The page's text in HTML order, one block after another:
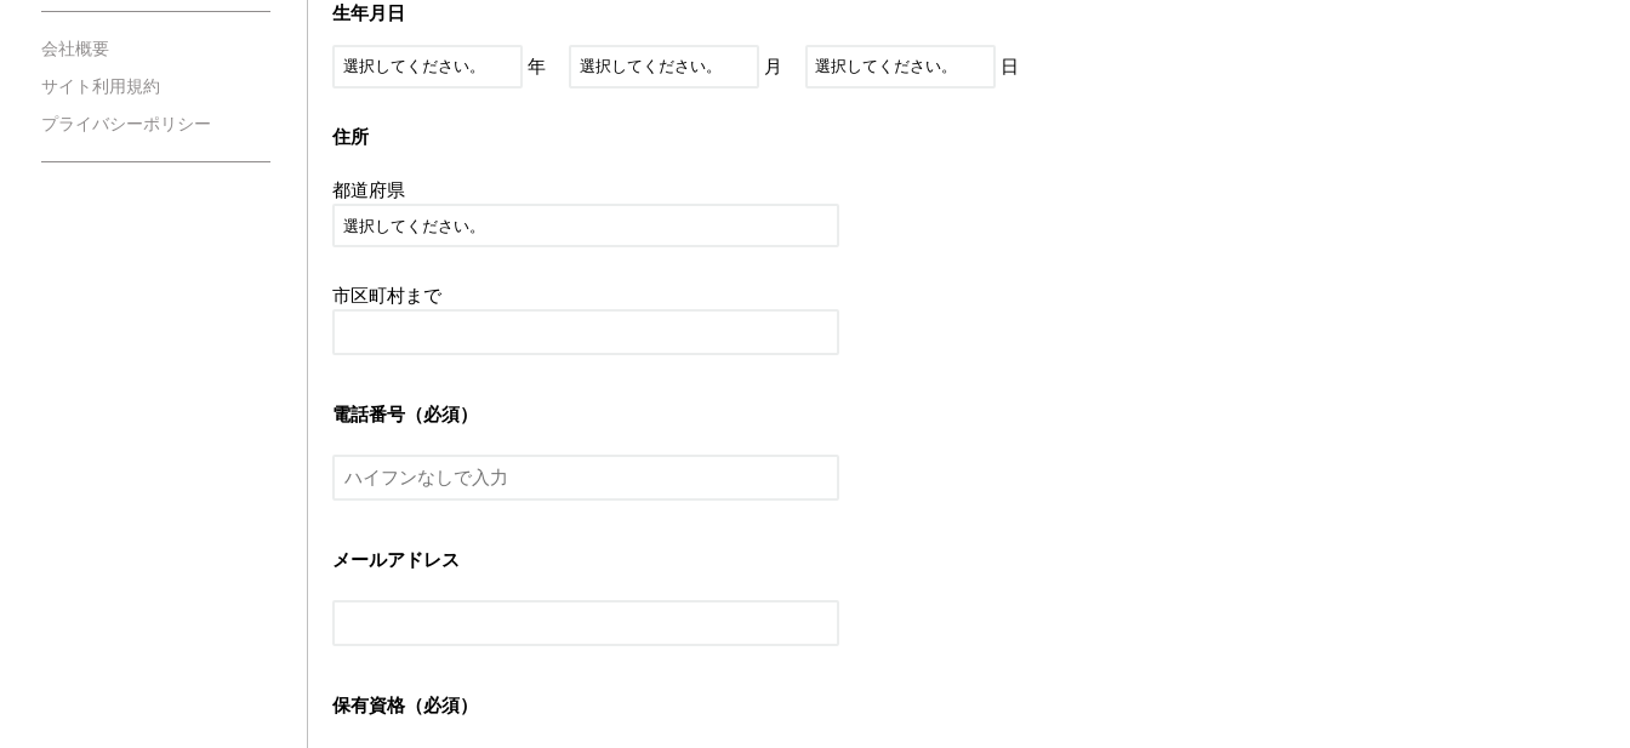
会社概要
サイト利用規約
プライバシーポリシー
生年月日
年 月 日
住所
都道府県
市区町村まで
電話番号（必須）
メールアドレス
保有資格（必須）